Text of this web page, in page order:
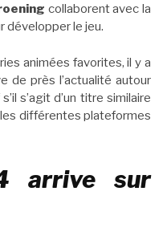
collaborent avec la
développer le jeu.
animées favorites, il y a
de près l’actualité autour
s’agit d’un titre similaire
différentes plateformes
arrive sur